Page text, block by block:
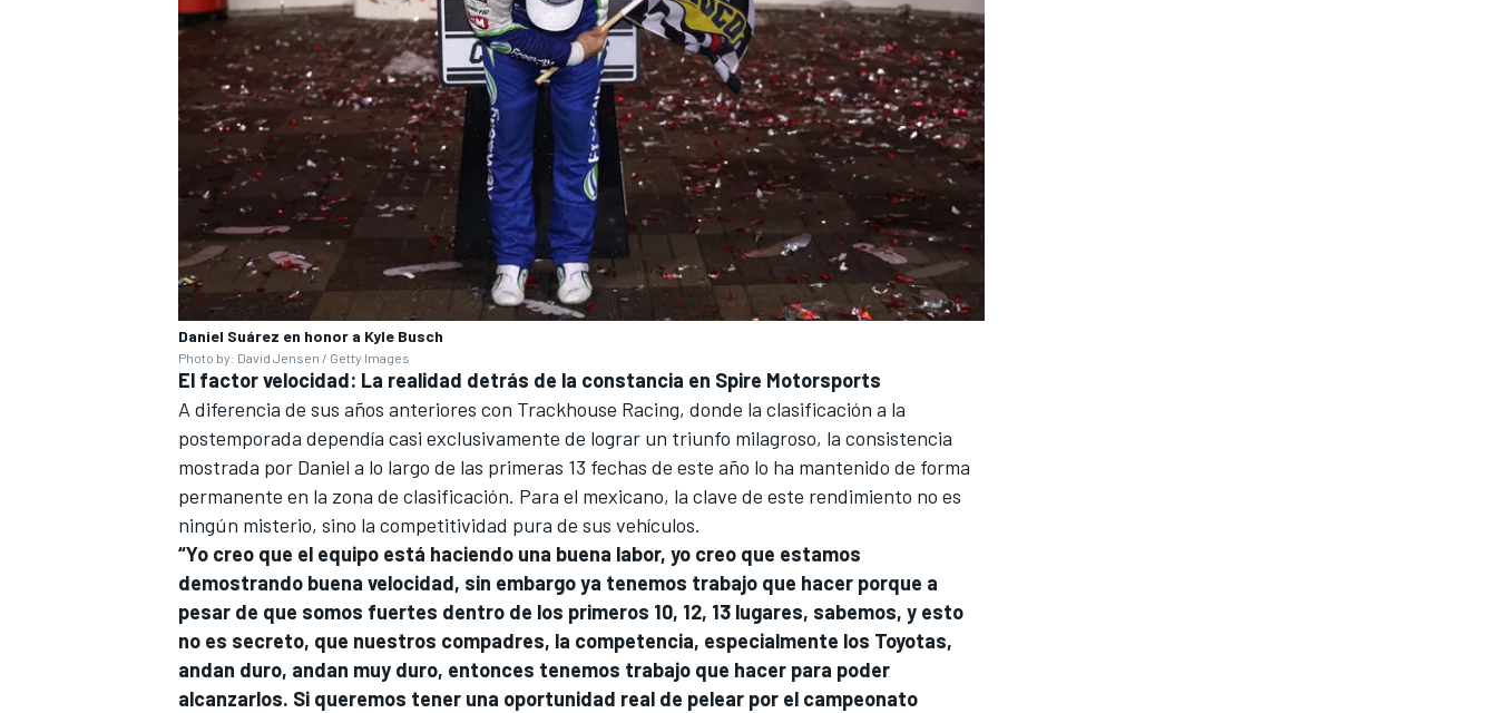
Daniel Suárez en honor a Kyle Busch
Photo by: David Jensen / Getty Images
El factor velocidad: La realidad detrás de la constancia en Spire Motorsports
A diferencia de sus años anteriores con Trackhouse Racing, donde la clasificación a la
postemporada dependía casi exclusivamente de lograr un triunfo milagroso, la consistencia
mostrada por Daniel a lo largo de las primeras 13 fechas de este año lo ha mantenido de forma
permanente en la zona de clasificación. Para el mexicano, la clave de este rendimiento no es
ningún misterio, sino la competitividad pura de sus vehículos.
“Yo creo que el equipo está haciendo una buena labor, yo creo que estamos
demostrando buena velocidad, sin embargo ya tenemos trabajo que hacer porque a
pesar de que somos fuertes dentro de los primeros 10, 12, 13 lugares, sabemos, y esto
no es secreto, que nuestros compadres, la competencia, especialmente los Toyotas,
andan duro, andan muy duro, entonces tenemos trabajo que hacer para poder
alcanzarlos. Si queremos tener una oportunidad real de pelear por el campeonato